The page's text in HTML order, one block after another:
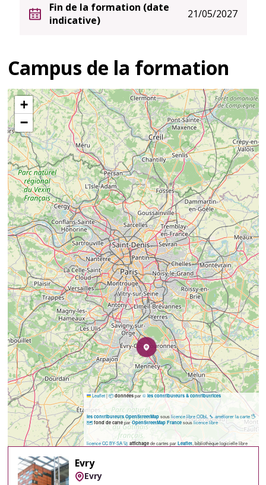
Fin de la formation (date
indicative)
21/05/2027
Campus de la formation
+
−
Leaflet|📦 données par© les contributeurs & contributrices
les contributeurs OpenStreetMapsouslicence libre ODbL 🔧 améliorer la carte 🖐️
🗺️ fond de carteparOpenStreetMap Francesouslicence libre
licence CC BY-SA 🚀 affichagede cartes par Leaflet, bibliothèque logicielle libre
Evry
Evry